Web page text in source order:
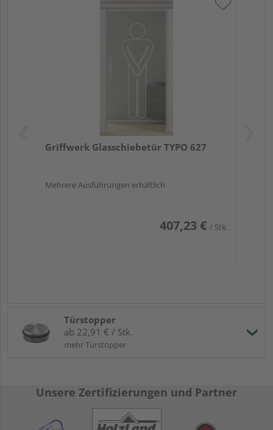
Griffwerk Glasschiebetür TYPO 627
Mehrere Ausführungen erhältlich
407,23 € / Stk.
Türstopper
ab 22,91 € / Stk.
mehr Türstopper
Unsere Zertifizierungen und Partner